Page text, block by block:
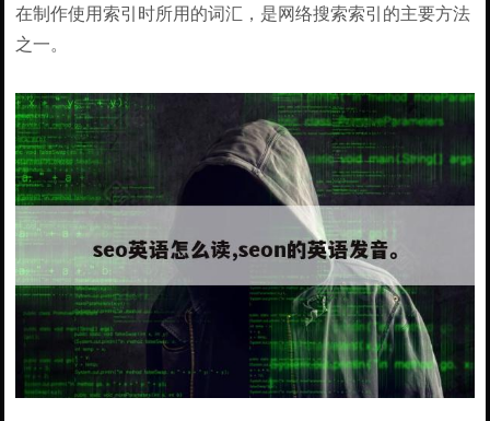
在制作使用索引时所用的词汇，是网络搜索索引的主要方法
之一。